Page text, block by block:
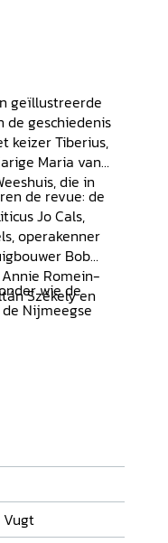
geïllustreerde
de geschiedenis
keizer Tiberius,
Maria van
die in
de revue: de
Jo Cals,
operakenner
Bob
Romein-
Székely en
wie de
Nijmeegse
Vugt